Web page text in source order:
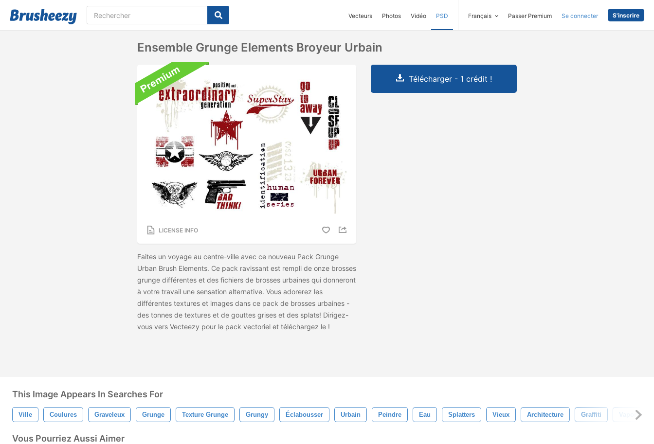
Vecteurs Photos Vidéo PSD Français Passer Premium Se connecter S'inscrire
Ensemble Grunge Elements Broyeur Urbain
LICENSE INFO
Faites un voyage au centre-ville avec ce nouveau Pack Grunge
Urban Brush Elements. Ce pack ravissant est rempli de onze brosses
grunge différentes et des fichiers de brosses urbaines qui donneront
à votre travail une sensation alternative. Vous adorerez les
différentes textures et images dans ce pack de brosses urbaines -
des tonnes de textures et de gouttes grises et des splats! Dirigez-
vous vers Vecteezy pour le pack vectoriel et téléchargez le !
Télécharger - 1 crédit !
This Image Appears In Searches For
Ville Coulures Graveleux Grunge Texture Grunge Grungy Éclabousser Urbain Peindre Eau Splatters Vieux Architecture Graffiti
Vous Pourriez Aussi Aimer